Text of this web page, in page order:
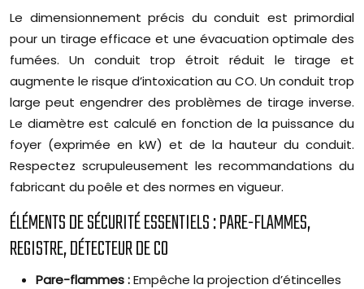
Le dimensionnement précis du conduit est primordial
pour un tirage efficace et une évacuation optimale des
fumées. Un conduit trop étroit réduit le tirage et
augmente le risque d’intoxication au CO. Un conduit trop
large peut engendrer des problèmes de tirage inverse.
Le diamètre est calculé en fonction de la puissance du
foyer (exprimée en kW) et de la hauteur du conduit.
Respectez scrupuleusement les recommandations du
fabricant du poêle et des normes en vigueur.
ÉLÉMENTS DE SÉCURITÉ ESSENTIELS : PARE-FLAMMES,
REGISTRE, DÉTECTEUR DE CO
Pare-flammes :Empêche la projection d’étincelles